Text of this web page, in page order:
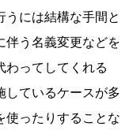
うには結構な手間と
伴う名義変更などを
わってしてくれる
しているケースが多
使ったりすることな